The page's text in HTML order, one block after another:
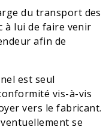
du transport des
à lui de faire venir
afin de
est seul
vis-à-vis
vers le fabricant.
se